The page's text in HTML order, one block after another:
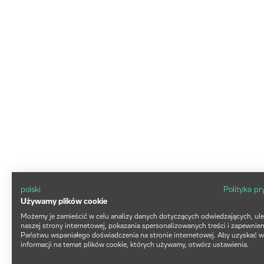
polski
Polityka
Używamy plików cookie
Możemy je zamieścić w celu analizy danych dotyczących odwiedzających,
naszej strony internetowej, pokazania spersonalizowanych treści i
Państwu wspaniałego doświadczenia na stronie internetowej. Aby uzyskać
informacji na temat plików cookie, których używamy, otwórz ustawienia.